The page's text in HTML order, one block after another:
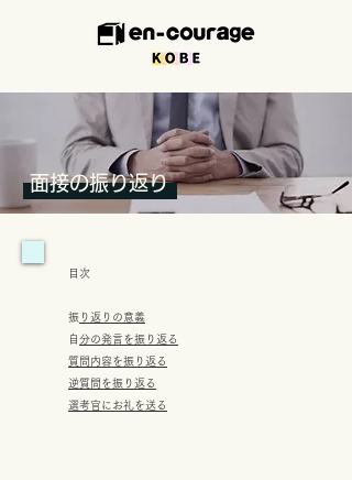
面接の振り返り
目次
​ 振り返りの意義
​ 自分の発言を振り返る
質問内容を振り返る
逆質問を振り返る
選考官にお礼を送る